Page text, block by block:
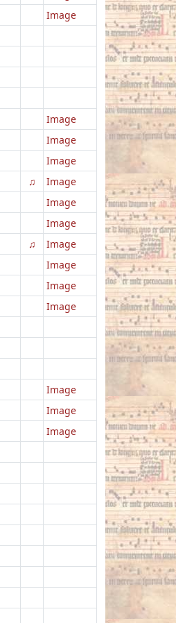
Image
Image
Image
Image
♫
Image
Image
Image
♫
Image
Image
Image
Image
Image
Image
Image